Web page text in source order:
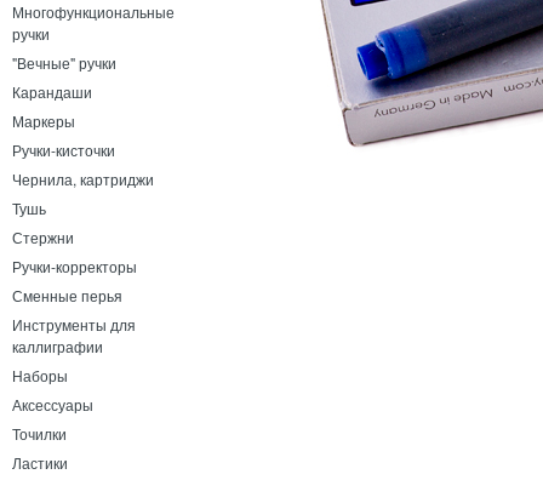
Многофункциональные
ручки
"Вечные" ручки
Карандаши
Маркеры
Ручки-кисточки
Чернила, картриджи
Тушь
Стержни
Ручки-корректоры
Сменные перья
Инструменты для
каллиграфии
Наборы
Аксессуары
Точилки
Ластики